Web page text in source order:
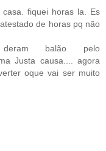
fiquei horas la. Es
de horas pq não
balão pelo
Justa causa.... agora
oque vai ser muito